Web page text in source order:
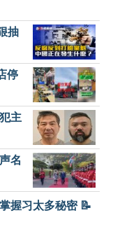
抽
停
主
名
握习太多秘密 📝